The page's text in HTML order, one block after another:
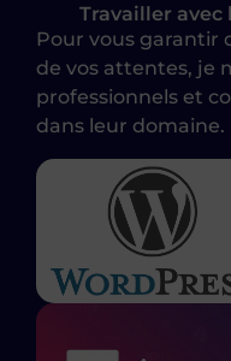
Travailler avec
Pour vous garantir
de vos attentes, je
professionnels et
dans leur domaine.